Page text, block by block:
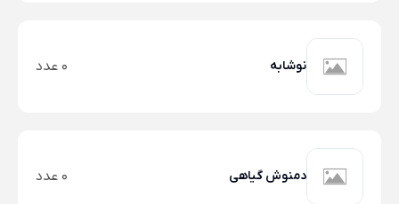
نوشابه 0 عدد
دمنوش گیاهی 0 عدد